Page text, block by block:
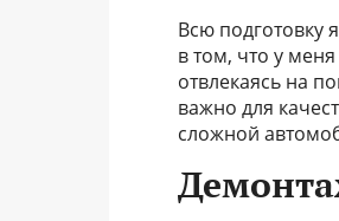
Всю подготовку
в том, что у
отвлекаясь на
важно для
сложной